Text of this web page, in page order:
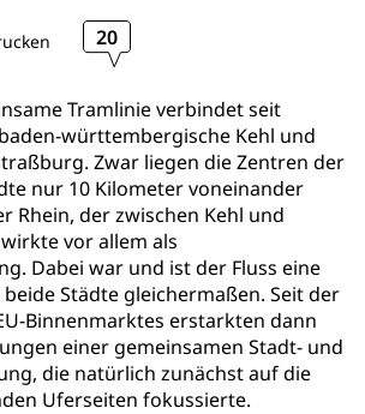
20
Tramlinie verbindet seit
württembergische Kehl und
Zwar liegen die Zentren der
nur 10 Kilometer voneinander
Rhein, der zwischen Kehl und
vor allem als
Dabei war und ist der Fluss eine
Städte gleichermaßen. Seit der
Binnenmarktes erstarkten dann
einer gemeinsamen Stadt- und
die natürlich zunächst auf die
Uferseiten fokussierte.